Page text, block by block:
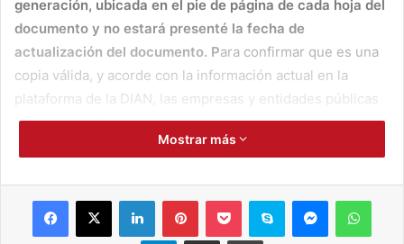
generación, ubicada en el pie de página de cada hoja del
documento y no estará presenté la fecha de
actualización del documento. Para confirmar que es una
copia válida, y acorde con la información actual en la
plataforma de la DIAN, las empresas y entidades públicas
deberán verificar la fecha de generación y la marca de
agua donde aparece el texto “copia certificado documento
Otro de los cambios implementados está orientado a
proteger la información personal de los contribuyentes
Mostrar más
Telegram Compartir por correo electrónico Imprimir